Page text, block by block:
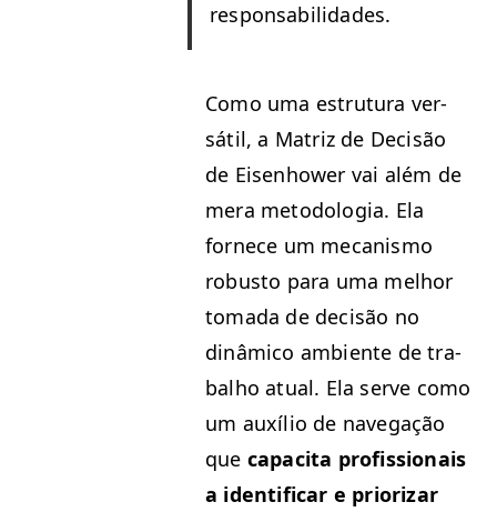
responsabilidades.
Como uma estru­tu­ra ver­
sátil, a Matriz de Decisão
de Eisen­how­er vai além de
mera metodolo­gia. Ela
fornece um mecan­is­mo
robus­to para uma mel­hor
toma­da de decisão no
dinâmi­co ambi­ente de tra­
bal­ho atu­al. Ela serve como
um auxílio de nave­g­ação
que capaci­ta profis­sion­ais
a iden­ti­ficar e pri­orizar